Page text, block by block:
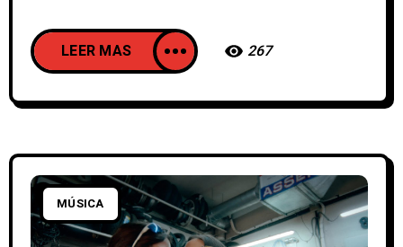
LEER MAS 267
MÚSICA